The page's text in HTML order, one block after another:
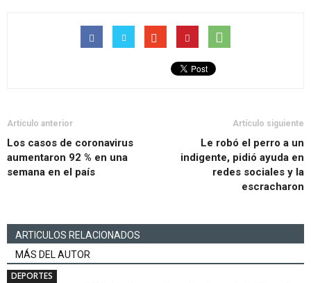
Artículo anterior
Los casos de coronavirus
aumentaron 92 % en una
semana en el país
Artículo siguiente
Le robó el perro a un
indigente, pidió ayuda en
redes sociales y la
escracharon
ARTICULOS RELACIONADOS
MÁS DEL AUTOR
DEPORTES